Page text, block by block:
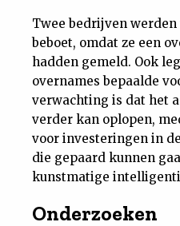
Twee bedrijven
beboet, omdat ze een
hadden gemeld. Ook
overnames bepaalde
verwachting is dat het
verder kan oplopen,
voor investeringen in
die gepaard kunnen
kunstmatige
Onderzoeken